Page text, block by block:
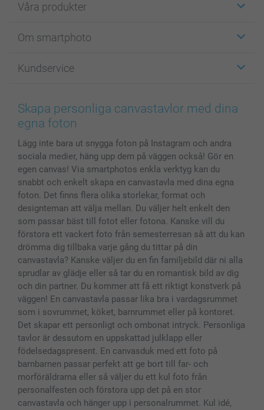
Våra produkter
Fotokort
Fotoböcker
Bilder, Fotoförstoring & Fotohäften
Skal till Mobil & Surfplatta
Fotoalmanackor & Fotoagenda
Fotoramar & Tillbehör
Presentkort
Alla fotoprodukter
Om smartphoto
För affiliates
Cookie Policy
Sitemap
Investor Relations
Kundservice
smartgaranti
smartbonus
Status på beställningar
Skapa personliga canvastavlor med dina
egna foton
Lägg inte bara ut snygga foton på Instagram och andra
sociala medier, häng upp dem på väggen också! Gör en
egen canvas! Via smartphotos enkla verktyg kan du
snabbt och enkelt skapa en canvastavla med dina egna
foton. Det finns flera olika storlekar, format och
designteman att välja mellan. Du väljer helt enkelt den
som passar bäst till fotot eller fotona. Kanske vill du
förstora ett vackert foto från semesterresan så att du kan
drömma dig tillbaka varje gång du tittar på din
canvastavla? Kanske väljer du en fin familjebild där ni alla
sprudlar av glädje eller så tar du en romantisk bild av dig
och din partner. Du kommer att få ett riktigt konstverk på
väggen! En canvastavla passar lika bra i vardagsrummet
som i sovrummet, köket, barnrummet eller på kontoret.
Det skapar ett personligt och ombonat intryck. Personliga
tavlor är dessutom en uppskattad julklapp eller
födelsedagspresent. En canvasduk med ett foto på
barnbarnen passar perfekt att ge bort till far- och
morföräldrarna eller så väljer du ett kul foto från
personalfesten och förstora upp det på en stor
canvastavla och hänger upp i personalrummet. Kul idé,